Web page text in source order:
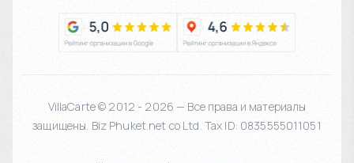
VillaCarte © 2012 - 2026 — Все права и материалы
защищены. Biz Phuket.net co Ltd. Tax ID: 0835555011051